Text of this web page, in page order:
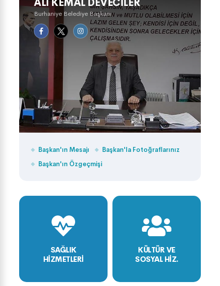
ALI KEMAL DEVECILER
Burhaniye Belediye Başkanı
Başkan'ın Mesajı
Başkan'la Fotoğraflarınız
Başkan'ın Özgeçmişi
SAĞLIK
HİZMETLERİ
KÜLTÜR VE
SOSYAL HİZ.